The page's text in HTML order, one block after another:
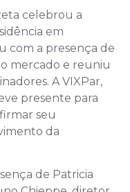
celebrou a
em
com a presença de
mercado e reuniu
A VIXPar,
presente para
seu
da
de Patricia